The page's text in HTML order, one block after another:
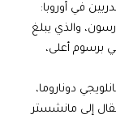
في أوروبا:
والذي يبلغ
برسوم أعلى،
دوناروما،
إلى مانشستر